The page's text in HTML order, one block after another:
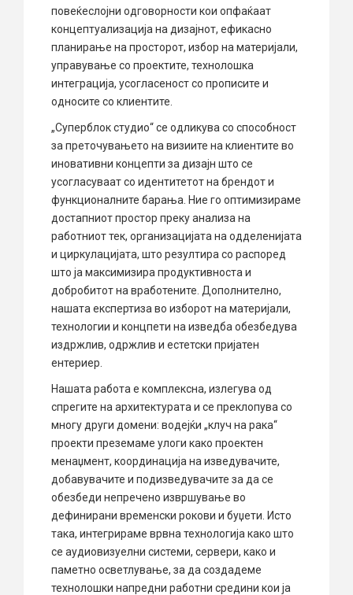
повеќеслојни одговорности кои опфаќаат
концептуализација на дизајнот, ефикасно
планирање на просторот, избор на материјали,
управување со проектите, технолошка
интеграција, усогласеност со прописите и
односите со клиентите.
„Суперблок студио“ се одликува со способност
за преточувањето на визиите на клиентите во
иновативни концепти за дизајн што се
усогласуваат со идентитетот на брендот и
функционалните барања. Ние го оптимизираме
достапниот простор преку анализа на
работниот тек, организацијата на одделенијата
и циркулацијата, што резултира со распоред
што ја максимизира продуктивноста и
добробитот на вработените. Дополнително,
нашата експертиза во изборот на материјали,
технологии и концпети на изведба обезбедува
издржлив, одржлив и естетски пријатен
ентериер.
Нашата работа е комплексна, излегува од
спрегите на архитектурата и се преклопува со
многу други домени: водејќи „клуч на рака“
проекти преземаме улоги како проектен
менаџмент, координација на изведувачите,
добавувачите и подизведувачите за да се
обезбеди непречено извршување во
дефинирани временски рокови и буџети. Исто
така, интегрираме врвна технологија како што
се аудиовизуелни системи, сервери, како и
паметно осветлување, за да создадеме
технолошки напредни работни средини кои ја